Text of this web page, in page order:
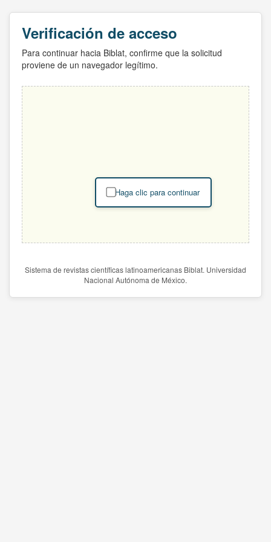
Verificación de acceso
Para continuar hacia Biblat, confirme que la solicitud
proviene de un navegador legítimo.
Haga clic para continuar
Sistema de revistas científicas latinoamericanas Biblat. Universidad
Nacional Autónoma de México.